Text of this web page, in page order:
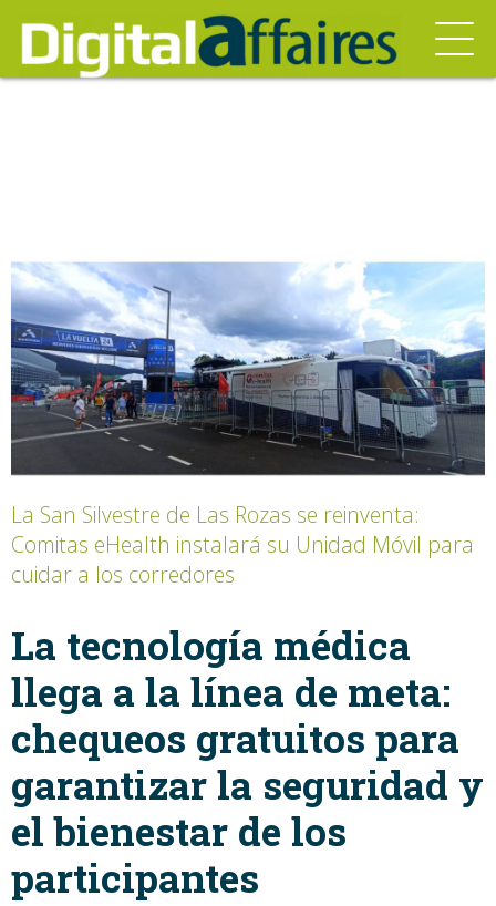
La San Silvestre de Las Rozas se reinventa:
Comitas eHealth instalará su Unidad Móvil para
cuidar a los corredores
La tecnología médica
llega a la línea de meta:
chequeos gratuitos para
garantizar la seguridad y
el bienestar de los
participantes